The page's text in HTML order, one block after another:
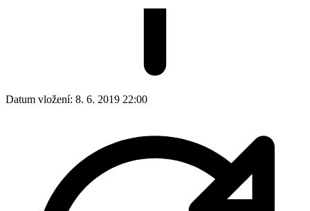
Datum vložení: 8. 6. 2019 22:00